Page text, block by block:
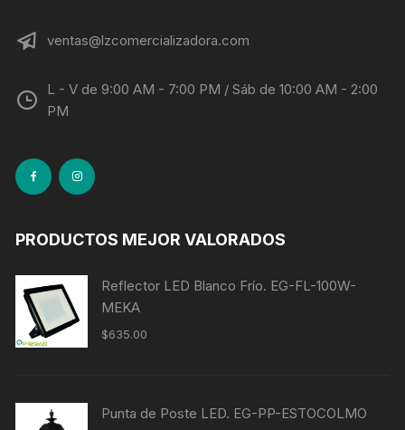
ventas@lzcomercializadora.com
L - V de 9:00 AM - 7:00 PM / Sáb de 10:00 AM - 2:00
PM
PRODUCTOS MEJOR VALORADOS
Reflector LED Blanco Frío. EG-FL-100W-
MEKA
$635.00
Punta de Poste LED. EG-PP-ESTOCOLMO